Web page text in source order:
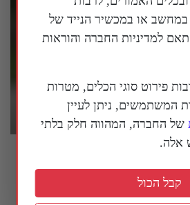
היא להשתלט על העולם"
או במכשיר הנייד של
למדיניות החברה והוראות
פירוט סוגי הכלים, מטרות
המשתמשים, ניתן לעיין
של החברה, המהווה חלק בלתי
אלה.
קבל הכול